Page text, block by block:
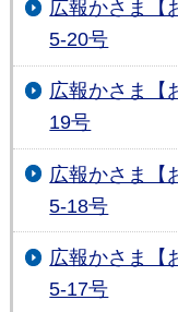
広報かさま【
5-20号
広報かさま【
19号
広報かさま【
5-18号
広報かさま【
5-17号